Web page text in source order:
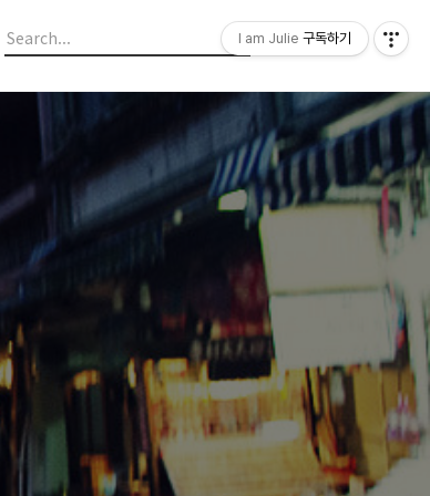
I am Julie 구독하기